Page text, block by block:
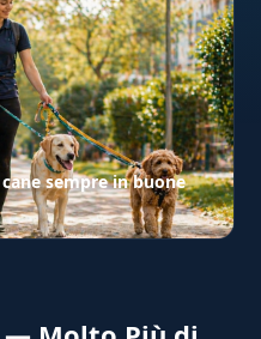
sempre in buone